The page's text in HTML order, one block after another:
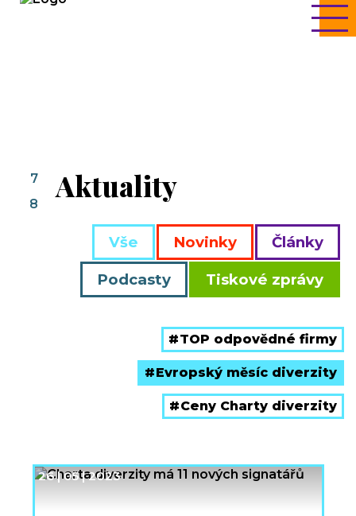
7
8
Aktuality
Vše Novinky Články
Podcasty Tiskové zprávy
TOP odpovědné firmy
Evropský měsíc diverzity
Ceny Charty diverzity
26 | 05 | 2023